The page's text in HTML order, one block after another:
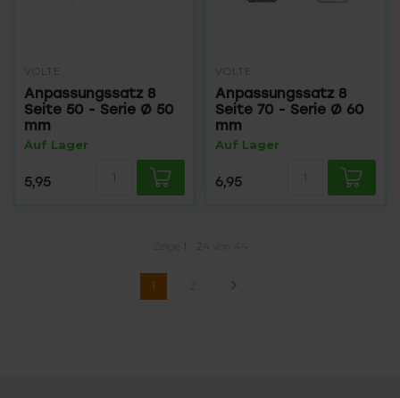
VOLTE
Anpassungssatz 8
Seite 50 - Serie Ø 50
mm
Auf Lager
5,95
VOLTE
Anpassungssatz 8
Seite 70 - Serie Ø 60
mm
Auf Lager
6,95
1 24 von 44
1